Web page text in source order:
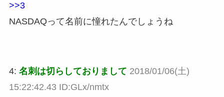
>>3
NASDAQって名前に憧れたんでしょうね
4: 名刺は切らしておりまして 2018/01/06(土)
15:22:42.43 ID:GLx/nmtx